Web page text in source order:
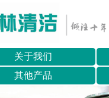
关于我们
其他产品